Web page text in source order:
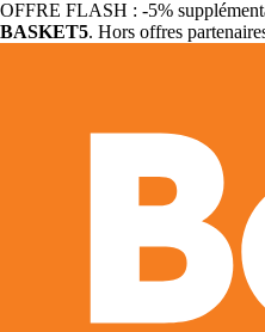
OFFRE FLASH : -5%
BASKET5. Hors offres